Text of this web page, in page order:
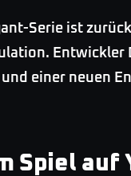
Serie ist
Entwickler
einer neuen
Spiel auf